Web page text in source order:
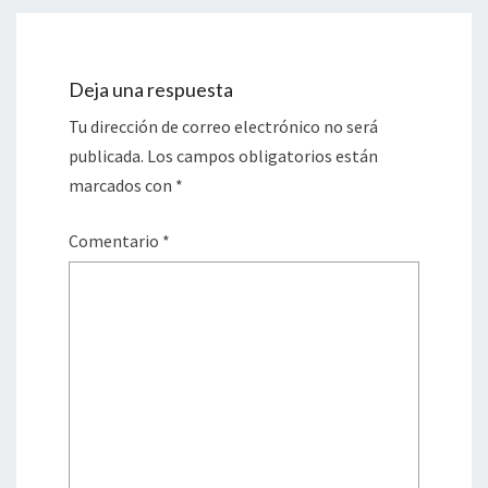
Deja una respuesta
Tu dirección de correo electrónico no será
publicada. Los campos obligatorios están
marcados con *
Comentario *